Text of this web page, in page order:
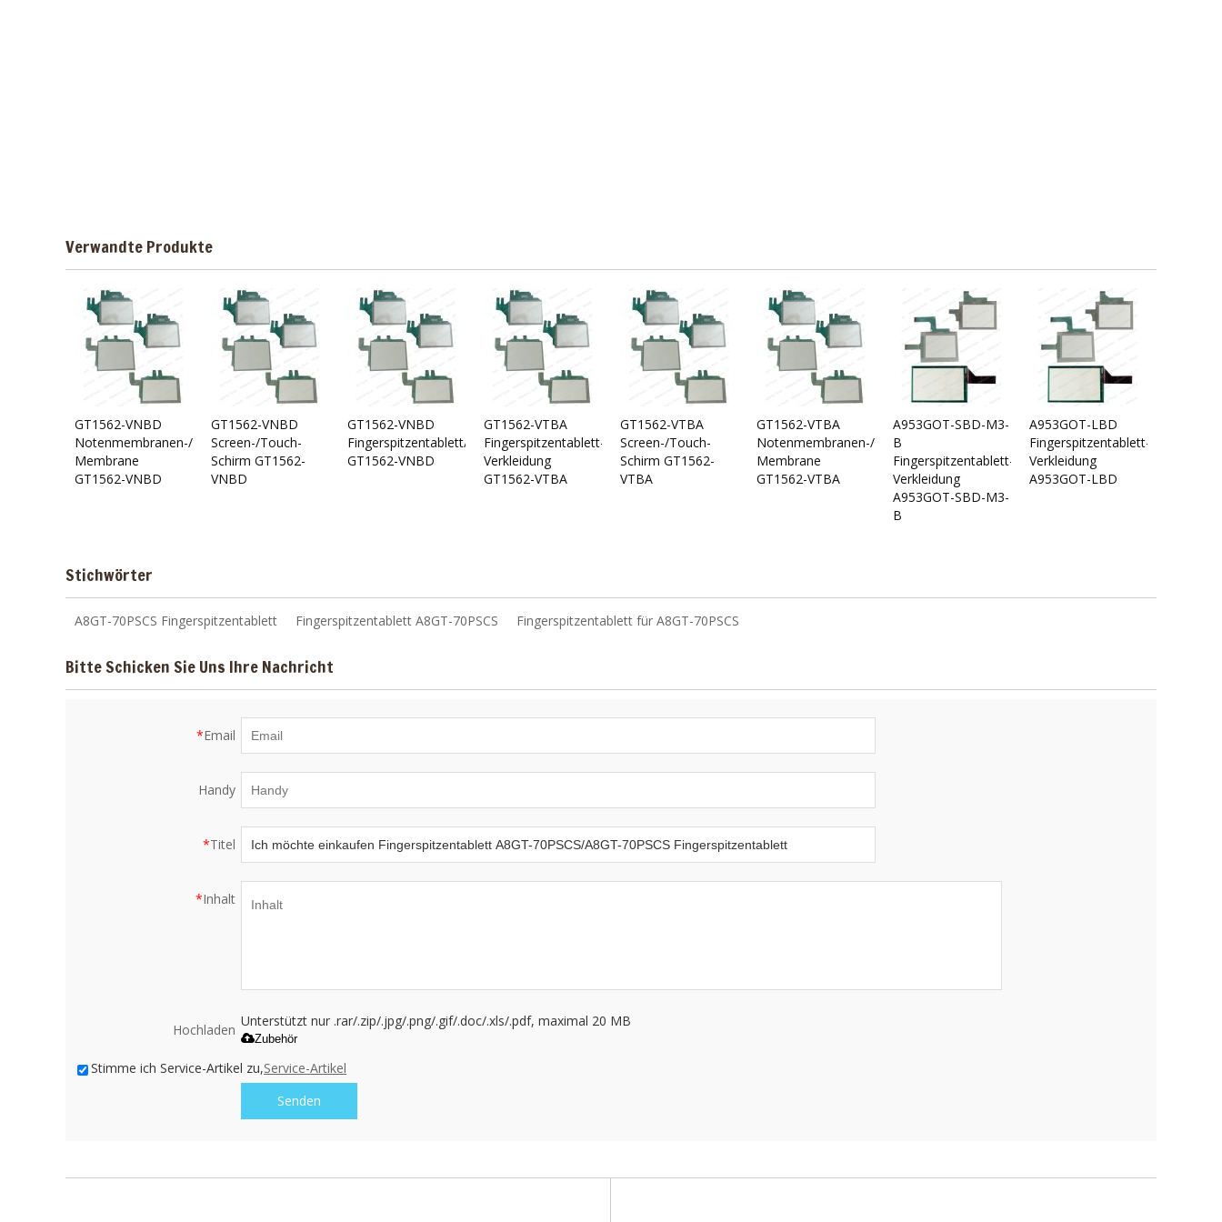
Verwandte Produkte
GT1562-VNBD
Notenmembranen-/Touch-
Membrane
GT1562-VNBD
GT1562-VNBD
Screen-/Touch-
Schirm GT1562-
VNBD
GT1562-VNBD
Fingerspitzentablett/Fingerspitzentablett
GT1562-VNBD
GT1562-VTBA
Fingerspitzentablett-/Touch-
Verkleidung
GT1562-VTBA
GT1562-VTBA
Screen-/Touch-
Schirm GT1562-
VTBA
GT1562-VTBA
Notenmembranen-/Touch-
Membrane
GT1562-VTBA
A953GOT-SBD-M3-
B
Fingerspitzentablett-/Touch-
Verkleidung
A953GOT-SBD-M3-
B
A953GOT-LBD
Fingerspitzentablett-/Touch-
Verkleidung
A953GOT-LBD
Stichwörter
A8GT-70PSCS Fingerspitzentablett Fingerspitzentablett A8GT-70PSCS Fingerspitzentablett für A8GT-70PSCS
Bitte Schicken Sie Uns Ihre Nachricht
*Email
Handy
*Titel
*Inhalt
Hochladen
Unterstützt nur .rar/.zip/.jpg/.png/.gif/.doc/.xls/.pdf, maximal 20 MB
Zubehör
Stimme ich Service-Artikel zu,Service-Artikel
Senden